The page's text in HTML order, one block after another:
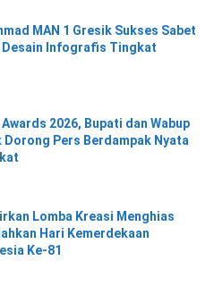
MAN 1 Gresik Sukses Sabet
Desain Infografis Tingkat
2026, Bupati dan Wabup
Dorong Pers Berdampak Nyata
Lomba Kreasi Menghias
Hari Kemerdekaan
Ke-81